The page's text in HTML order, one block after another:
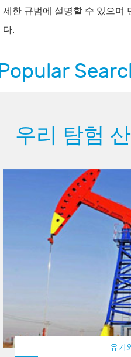
세한 규범에 설명할 수 있으며
다.
우리 탐험
유기